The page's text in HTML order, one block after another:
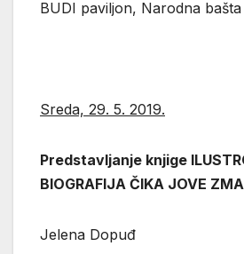
BUDI paviljon, Narodna bašta
Sreda, 29. 5. 2019.
Predstavljanje knjige
BIOGRAFIJA ČIKA JOVE
Jelena Dopuđ